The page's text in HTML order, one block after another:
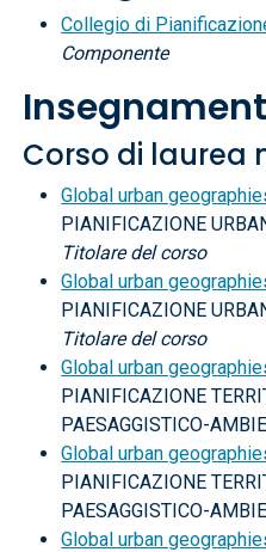
Collegio di
Componente
Corso di laurea
Global urban
PIANIFICAZIONE
Titolare del corso
Global urban
PIANIFICAZIONE
Titolare del corso
Global urban
PIANIFICAZIONE
PAESAGGISTICO-
Global urban
PIANIFICAZIONE
PAESAGGISTICO-
Global urban